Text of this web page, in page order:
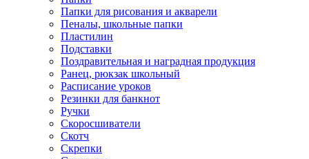
Папки для рисования и акварели
Пеналы, школьные папки
Пластилин
Подставки
Поздравительная и наградная продукция
Ранец, рюкзак школьный
Расписание уроков
Резинки для банкнот
Ручки
Скоросшиватели
Скотч
Скрепки